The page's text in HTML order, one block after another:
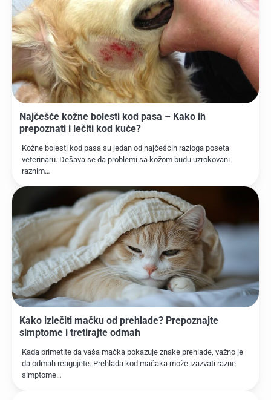
Najčešće kožne bolesti kod pasa – Kako ih
prepoznati i lečiti kod kuće?
Kožne bolesti kod pasa su jedan od najčešćih razloga poseta
veterinaru. Dešava se da problemi sa kožom budu uzrokovani
raznim…
Kako izlečiti mačku od prehlade? Prepoznajte
simptome i tretirajte odmah
Kada primetite da vaša mačka pokazuje znake prehlade, važno je
da odmah reagujete. Prehlada kod mačaka može izazvati razne
simptome…